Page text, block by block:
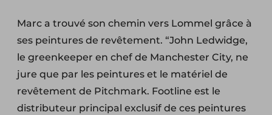
Marc a trouvé son chemin vers Lommel grâce à
ses peintures de revêtement. “John Ledwidge,
le greenkeeper en chef de Manchester City, ne
jure que par les peintures et le matériel de
revêtement de Pitchmark. Footline est le
distributeur principal exclusif de ces peintures